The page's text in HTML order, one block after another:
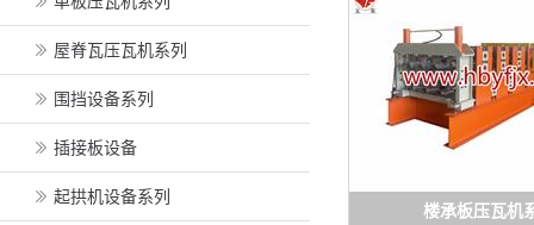
楼承板压瓦机
屋脊瓦压瓦机系列
围挡设备系列
插接板设备
起拱机设备系列